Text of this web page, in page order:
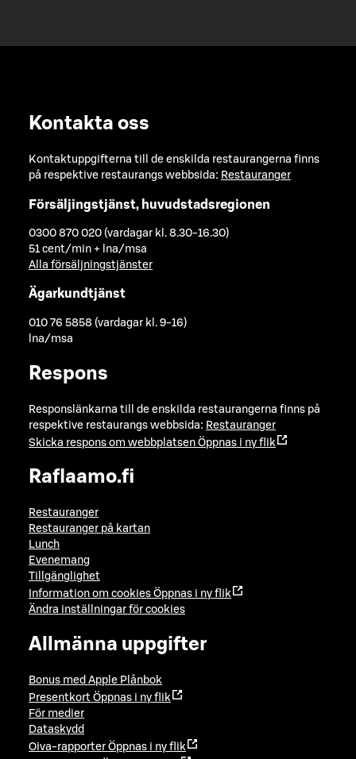
Kontakta oss
Kontaktuppgifterna till de enskilda restaurangerna finns
på respektive restaurangs webbsida: Restauranger
Försäljingstjänst, huvudstadsregionen
0300 870 020 (vardagar kl. 8.30-16.30)
51 cent/min + lna/msa
Alla försäljningstjänster
Ägarkundtjänst
010 76 5858 (vardagar kl. 9-16)
lna/msa
Respons
Responslänkarna till de enskilda restaurangerna finns på
respektive restaurangs webbsida: Restauranger
Skicka respons om webbplatsen Öppnas i ny flik
Raflaamo.fi
Restauranger
Restauranger på kartan
Lunch
Evenemang
Tillgänglighet
Information om cookies Öppnas i ny flik
Ändra inställningar för cookies
Allmänna uppgifter
Bonus med Apple Plånbok
Presentkort Öppnas i ny flik
För medier
Dataskydd
Oiva-rapporter Öppnas i ny flik